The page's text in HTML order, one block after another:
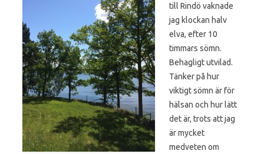
till Rindö vaknade
jag klockan halv
elva, efter 10
timmars sömn.
Behagligt utvilad.
Tänker på hur
viktigt sömn är för
hälsan och hur lätt
det är, trots att jag
är mycket
medveten om